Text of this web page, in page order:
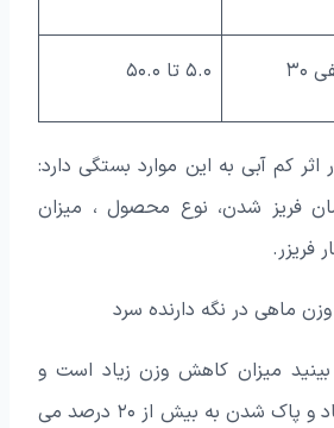
۳۰ ۵.۰ تا ۵۰.۰
کم آبی به این موارد بستگی دارد:
فریز شدن، نوع محصول ، میزان
فریزر.
ماهی در نگه دارنده سرد
میزان کاهش وزن زیاد است و
پس از خروج از انجماد و پاک شدن به بیش از ۲۰ درصد می